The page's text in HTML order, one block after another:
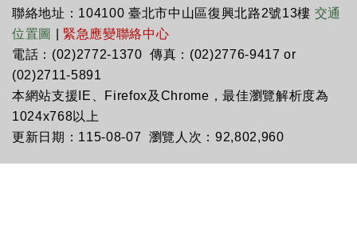
聯絡地址：104100 臺北市中山區復興北路2號13樓 交通
位置圖
緊急應變聯絡中心
電話：(02)2772-1370 傳真：(02)2776-9417 or
(02)2711-5891
本網站支援IE、Firefox及Chrome，最佳瀏覽解析度為
1024x768以上
更新日期：115-08-07 瀏覽人次：92,802,960